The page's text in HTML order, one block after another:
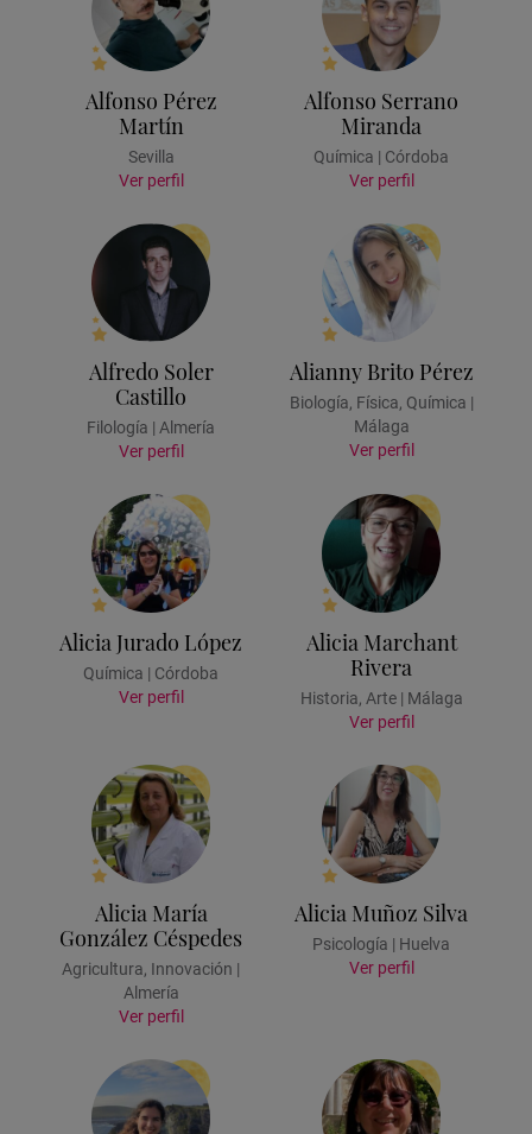
Alfonso Pérez
Martín
Sevilla
Ver perfil
Alfonso Serrano
Miranda
Química | Córdoba
Ver perfil
Alfredo Soler
Castillo
Filología | Almería
Ver perfil
Alianny Brito Pérez
Biología, Física, Química |
Málaga
Ver perfil
Alicia Jurado López
Química | Córdoba
Ver perfil
Alicia Marchant
Rivera
Historia, Arte | Málaga
Ver perfil
Alicia María
González Céspedes
Agricultura, Innovación |
Almería
Ver perfil
Alicia Muñoz Silva
Psicología | Huelva
Ver perfil